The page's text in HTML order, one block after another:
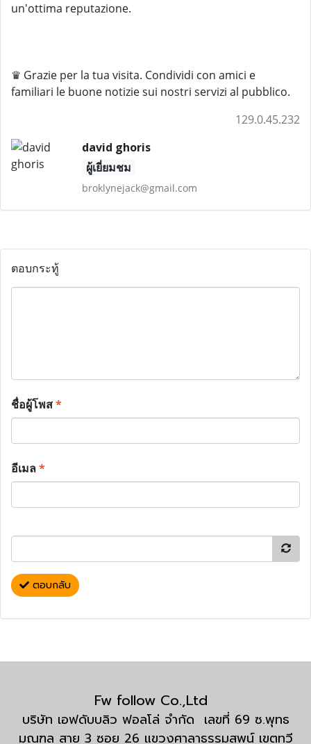
un'ottima reputazione.
♛ Grazie per la tua visita. Condividi con amici e
familiari le buone notizie sui nostri servizi al pubblico.
129.0.45.232
david ghoris
ผู้เยี่ยมชม
broklynejack@gmail.com
ตอบกระทู้
ชื่อผู้โพส*
อีเมล*
ตอบกลับ
Fw follow Co.,Ltd
บริษัท เอฟดับบลิว ฟอลโล่ จำกัด เลขที่ 69 ซ.พุทธ
มณฑล สาย 3 ซอย 26 แขวงศาลาธรรมสพน์ เขตทวี